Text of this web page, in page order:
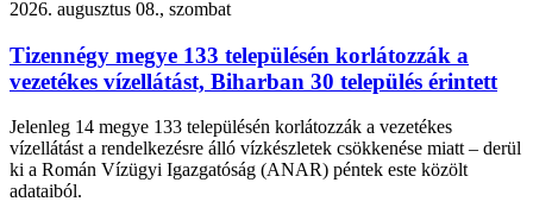
2026. augusztus 08., szombat
Tizennégy megye 133 településén korlátozzák a
vezetékes vízellátást, Biharban 30 település érintett
Jelenleg 14 megye 133 településén korlátozzák a vezetékes
vízellátást a rendelkezésre álló vízkészletek csökkenése miatt – derül
ki a Román Vízügyi Igazgatóság (ANAR) péntek este közölt
adataiból.